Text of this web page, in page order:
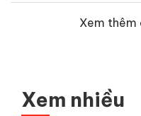
Xem thêm
Xem nhiều